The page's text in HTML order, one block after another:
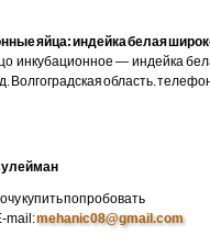
яйца: индейка белая
инкубационное — индейка
Волгоградская область.
купить попробовать
mail:mehanic08@gmail.com